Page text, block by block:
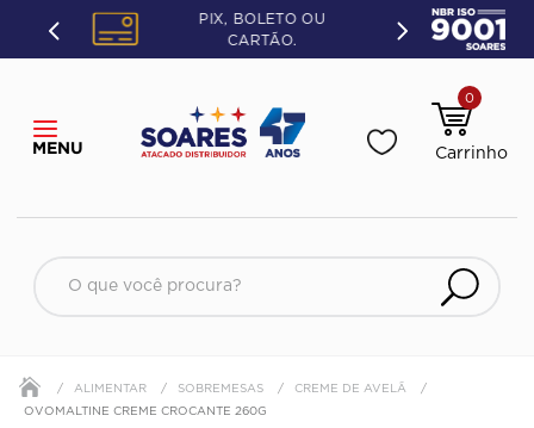
PIX, BOLETO OU
CARTÃO.
0
O que você procura?
ALIMENTAR SOBREMESAS
CREME DE AVELÃ
OVOMALTINE CREME CROCANTE 260G